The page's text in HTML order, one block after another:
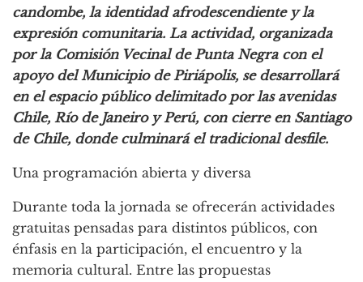
candombe, la identidad afrodescendiente y la
expresión comunitaria. La actividad, organizada
por la Comisión Vecinal de Punta Negra con el
apoyo del Municipio de Piriápolis, se desarrollará
en el espacio público delimitado por las avenidas
Chile, Río de Janeiro y Perú, con cierre en Santiago
de Chile, donde culminará el tradicional desfile.
Una programación abierta y diversa
Durante toda la jornada se ofrecerán actividades
gratuitas pensadas para distintos públicos, con
énfasis en la participación, el encuentro y la
memoria cultural. Entre las propuestas